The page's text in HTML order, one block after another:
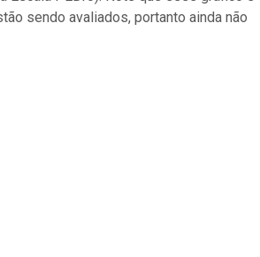
sendo avaliados, portanto ainda não